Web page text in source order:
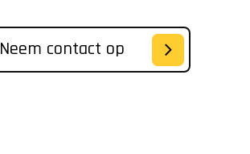
Neem contact op